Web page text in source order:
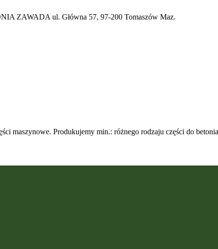
ZAWADA ul. Główna 57, 97-200 Tomaszów Maz.
maszynowe. Produkujemy min.: różnego rodzaju części do